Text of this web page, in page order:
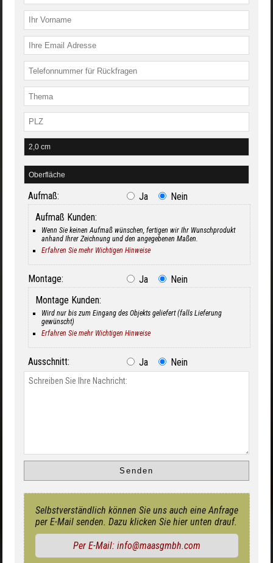
Aufmaß: Ja
Nein
Aufmaß Kunden:
Wenn Sie keinen Aufmaß wünschen, fertigen wir Ihr Wunschprodukt
anhand Ihrer Zeichnung und den angegebenen Maßen.
Erfahren Sie mehr Wichtigen Hinweise
Montage: Ja
Nein
Montage Kunden:
Wird nur bis zum Eingang des Objekts geliefert (falls Lieferung
gewünscht)
Erfahren Sie mehr Wichtigen Hinweise
Ausschnitt: Ja Nein
Selbstverständlich können Sie uns auch eine Anfrage
per E-Mail senden. Dazu klicken Sie hier unten drauf.
Per E-Mail: info@maasgmbh.com